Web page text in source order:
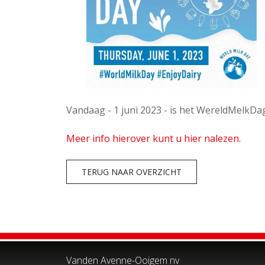
Vandaag - 1 juni 2023 - is het
Meer info hierover kunt u hier nalezen.
TERUG NAAR OVERZICHT
Vanden Avenne-Ooigem nv